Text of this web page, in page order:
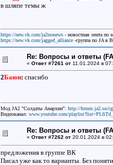
в шляпе темы ж
https://new.vk.com/ja2nonews- новостная лента по
https://new.vk.com/jagged_alliance-группа по JA в
Re: Вопросы и ответы
« Ответ #7261 от11.01.2024 в
2Баюн: спасибо
Мод JA2 "Солдаты Анархии": http://forum.ja2.su/
Видеоканал: www.youtube.com/
Re: Вопросы и ответы
« Ответ #7262 от20.01.2024 в
предложения в группе ВК
Писал уже как то варианты. Без